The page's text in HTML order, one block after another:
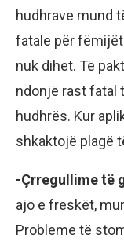
hudhrave mund
fatale për
nuk dihet. Të
ndonjë rast fatal
hudhrës. Kur
shkaktojë plagë
-Çrregullime të
ajo e freskët,
Probleme të